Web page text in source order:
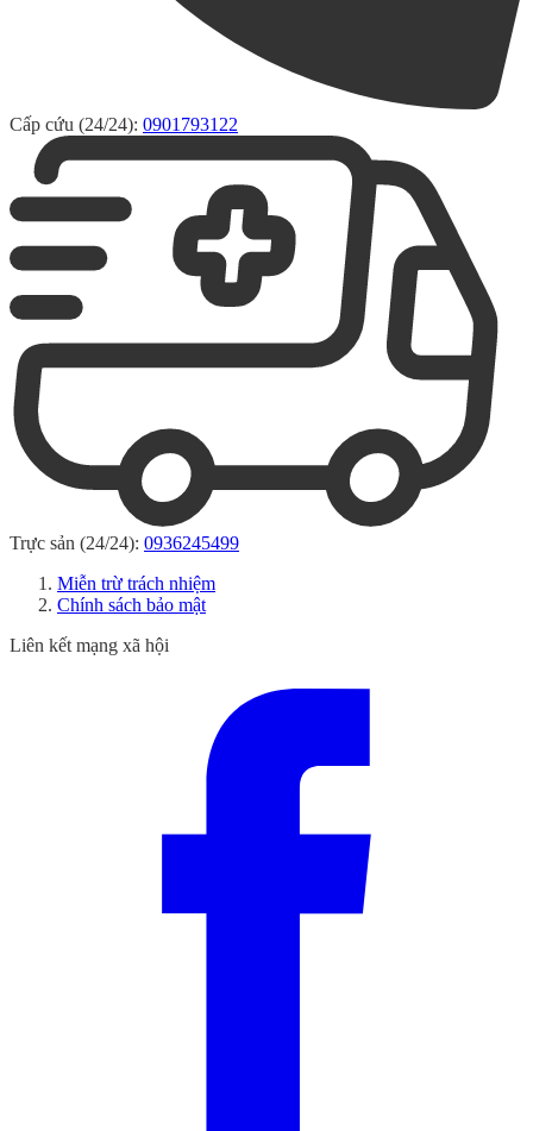
Cấp cứu (24/24): 0901793122
Trực sản (24/24): 0936245499
Miễn trừ trách nhiệm
Chính sách bảo mật
Liên kết mạng xã hội